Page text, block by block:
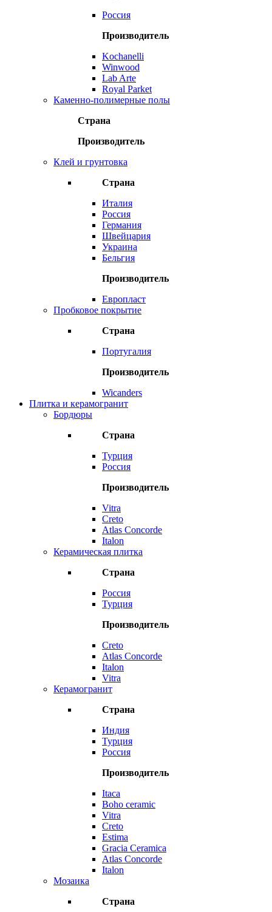
Россия
Производитель
Kochanelli
Winwood
Lab Arte
Royal Parket
Каменно-полимерные полы
Страна
Производитель
Клей и грунтовка
Страна
Италия
Россия
Германия
Швейцария
Украина
Бельгия
Производитель
Европласт
Пробковое покрытие
Страна
Португалия
Производитель
Wicanders
Плитка и керамогранит
Бордюры
Страна
Турция
Россия
Производитель
Vitra
Creto
Atlas Concorde
Italon
Керамическая плитка
Страна
Россия
Турция
Производитель
Creto
Atlas Concorde
Italon
Vitra
Керамогранит
Страна
Индия
Турция
Россия
Производитель
Itaca
Boho ceramic
Vitra
Creto
Estima
Gracia Ceramica
Atlas Concorde
Italon
Мозаика
Страна